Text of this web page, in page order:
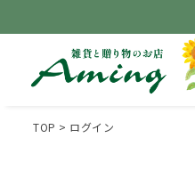
TOP ログイン